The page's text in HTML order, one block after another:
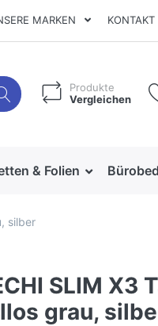
MARKEN KONTAKT
Produkte
Vergleichen
& Folien
silber
SLIM X3
grau,